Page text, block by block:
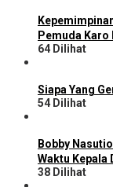
Pemuda Karo
64 Dilihat
Siapa Yang
54 Dilihat
Bobby
Waktu Kepala
38 Dilihat